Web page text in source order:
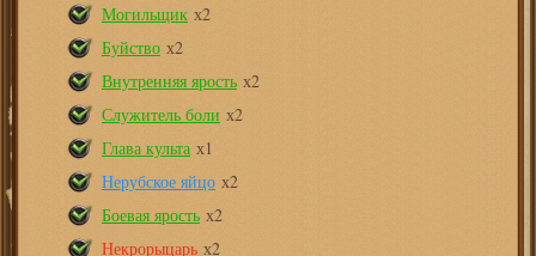
Могильщик х2
Буйство х2
Внутренняя ярость х2
Служитель боли х2
Глава культа х1
Нерубское яйцо х2
Боевая ярость х2
Некрорыцарь х2